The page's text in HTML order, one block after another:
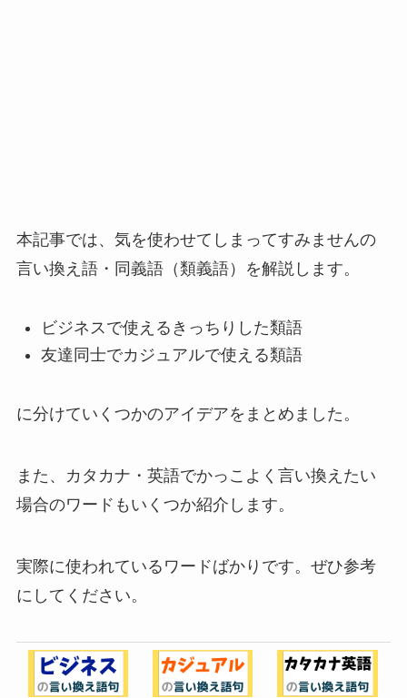
本記事では、気を使わせてしまってすみませんの
言い換え語・同義語（類義語）を解説します。
ビジネスで使えるきっちりした類語
友達同士でカジュアルで使える類語
に分けていくつかのアイデアをまとめました。
また、カタカナ・英語でかっこよく言い換えたい
場合のワードもいくつか紹介します。
実際に使われているワードばかりです。ぜひ参考
にしてください。